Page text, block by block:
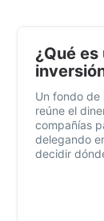
¿Qué
Un fondo de
reúne el
compañías
delegando
decidir